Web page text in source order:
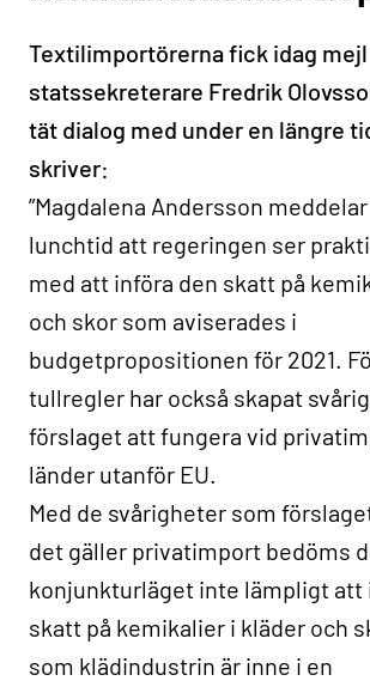
Textilimportörerna fick idag
statssekreterare Fredrik
tät dialog med under en längre
skriver:
”Magdalena Andersson
lunchtid att regeringen ser
med att införa den skatt på
och skor som aviserades i
budgetpropositionen för 2021.
tullregler har också skapat
förslaget att fungera vid
länder utanför EU.
Med de svårigheter som
det gäller privatimport bedöms
konjunkturläget inte lämpligt att
skatt på kemikalier i kläder och
som klädindustrin är inne i en